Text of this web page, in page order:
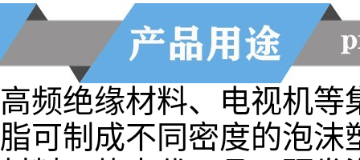
高频绝缘材料、电视机等
脂可制成不同密度的泡
材料，软木代用品，预发